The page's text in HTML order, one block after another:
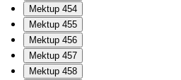
Mektup 454
Mektup 455
Mektup 456
Mektup 457
Mektup 458